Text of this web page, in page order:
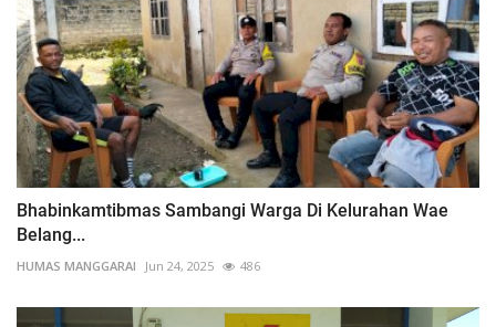
Bhabinkamtibmas Sambangi Warga Di Kelurahan Wae
Belang...
HUMAS MANGGARAI Jun 24, 2025 486